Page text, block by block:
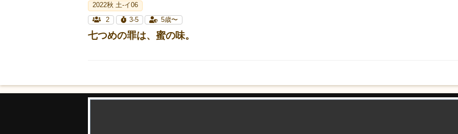
2022秋 土-イ06
2
3-5 5歳〜
七つめの罪は、蜜の味。